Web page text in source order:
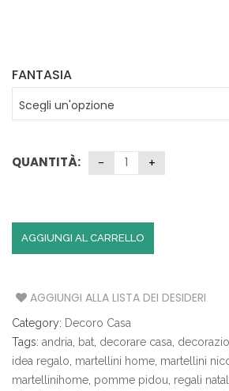
FANTASIA
QUANTITÀ:
AGGIUNGI AL CARRELLO
AGGIUNGI ALLA LISTA DEI DESIDERI
Category: Decoro Casa
Tags: andria bat decorare casa
idea regalo martellini home martellini
martellinihome pomme pidou regali